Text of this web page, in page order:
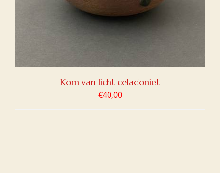
Kom van licht celadoniet
€40,00